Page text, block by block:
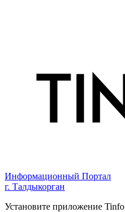
Информационный Портал
г. Талдыкорган
Установите приложение Tinfo